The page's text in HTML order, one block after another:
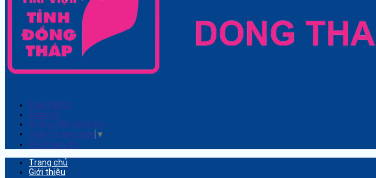
Đăng Nhập
Đăng Ký
Hướng dẫn sử dụng
Select Language ▼
PB Khiếm thị
Trang chủ
Giới thiệu